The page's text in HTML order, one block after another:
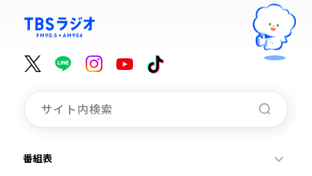
番組表